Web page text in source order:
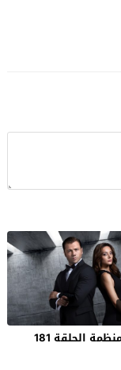
مسلسل المنظمة الحلقة 181